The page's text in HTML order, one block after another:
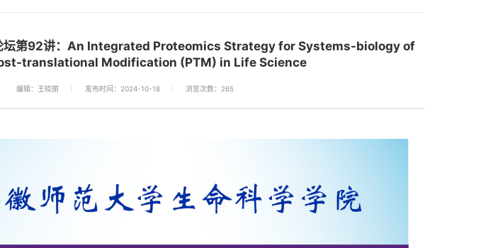
论坛第92讲：An Integrated Proteomics Strategy for Systems-biology of
translational Modification (PTM) in Life Science
编辑：王晓丽 发布时间：2024-10-18 浏览次数： 265